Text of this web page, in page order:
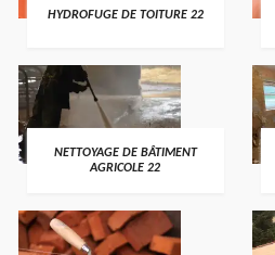
HYDROFUGE DE TOITURE 22
NETTOYAGE DE BÂTIMENT
AGRICOLE 22